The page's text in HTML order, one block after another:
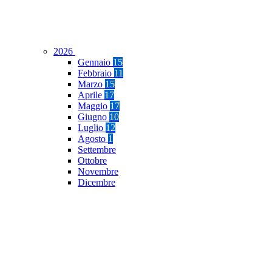
2026
Gennaio 15
Febbraio 11
Marzo 15
Aprile 17
Maggio 17
Giugno 10
Luglio 12
Agosto 1
Settembre
Ottobre
Novembre
Dicembre